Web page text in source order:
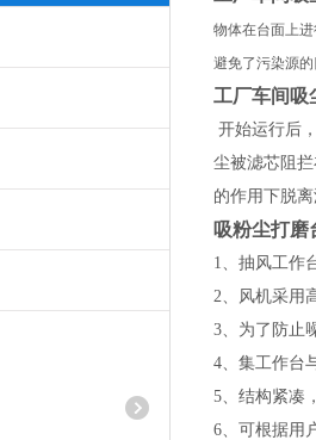
物体在台面上
避免了污染源
工厂车间吸
开始运行后
尘被滤芯阻
的作用下脱
吸粉尘打磨
1、抽风工作
2、风机采用
3、为了防止
4、集工作台
5、结构紧凑
6、可根据用